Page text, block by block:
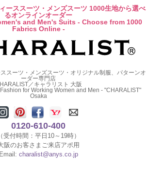
ーススーツ・メンズスーツ 1000生地から選べ
るオンラインオーダー
and Men's Suits - Choose from 1000
Fabrics Online -
スーツ・メンズスーツ・オリジナル制服、パターンオ
ーダー専門店
／キャラリスト 大阪
for Working Women and Men - "CHARALIST"
Osaka
0120-610-400
（受付時間：平日10～19時）
阪のお客さまご来店アポ用
Email: charalist@anys.co.jp